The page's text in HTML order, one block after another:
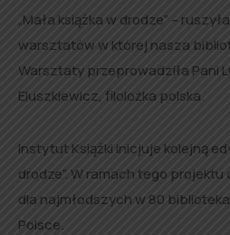
„Mała książka w drodze” –
warsztatów w której nasza
Warsztaty przeprowadziła Pani
Eluszkiewicz, filolożka polska.
Instytut Książki inicjuje kolejną
drodze”. W ramach tego
dla najmłodszych w 80
Polsce.